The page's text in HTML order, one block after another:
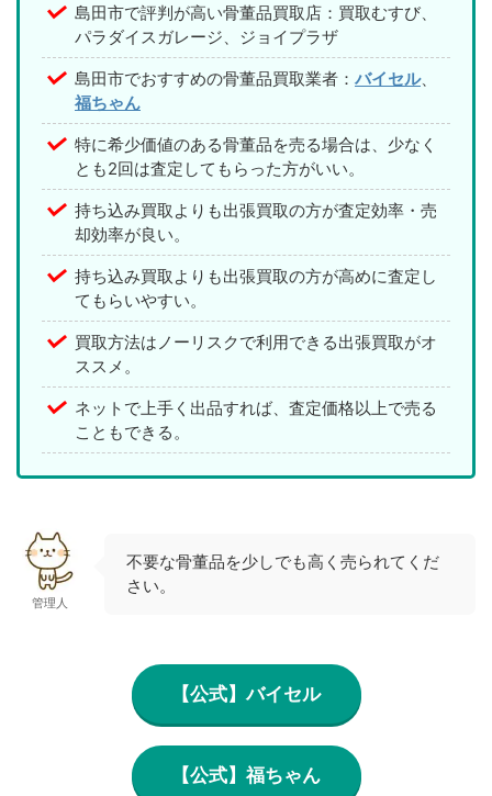
島田市で評判が高い骨董品買取店：買取むすび、
パラダイスガレージ、ジョイプラザ
島田市でおすすめの骨董品買取業者： バイセル、
福ちゃん
特に希少価値のある骨董品を売る場合は、少なく
とも2回は査定してもらった方がいい。
持ち込み買取よりも出張買取の方が査定効率・売
却効率が良い。
持ち込み買取よりも出張買取の方が高めに査定し
てもらいやすい。
買取方法はノーリスクで利用できる出張買取がオ
ススメ。
ネットで上手く出品すれば、査定価格以上で売る
こともできる。
管理人
不要な骨董品を少しでも高く売られてくだ
さい。
【公式】バイセル
【公式】福ちゃん